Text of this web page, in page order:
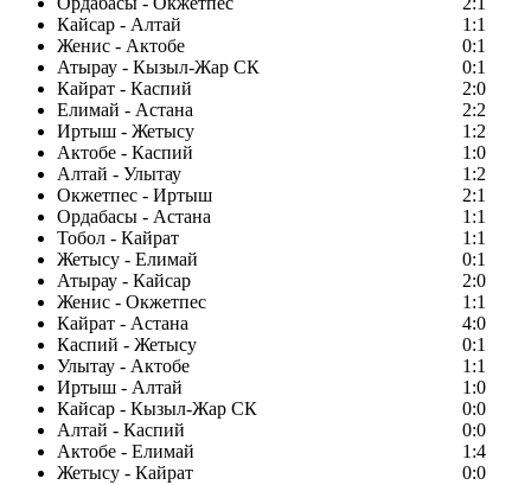
Кайсар - Алтай
1:1
Женис - Актобе
0:1
Атырау - Кызыл-Жар СК
0:1
Кайрат - Каспий
2:0
Елимай - Астана
2:2
Иртыш - Жетысу
1:2
Актобе - Каспий
1:0
Алтай - Улытау
1:2
Окжетпес - Иртыш
2:1
Ордабасы - Астана
1:1
Тобол - Кайрат
1:1
Жетысу - Елимай
0:1
Атырау - Кайсар
2:0
Женис - Окжетпес
1:1
Кайрат - Астана
4:0
Каспий - Жетысу
0:1
Улытау - Актобе
1:1
Иртыш - Алтай
1:0
Кайсар - Кызыл-Жар СК
0:0
Алтай - Каспий
0:0
Актобе - Елимай
1:4
Жетысу - Кайрат
0:0